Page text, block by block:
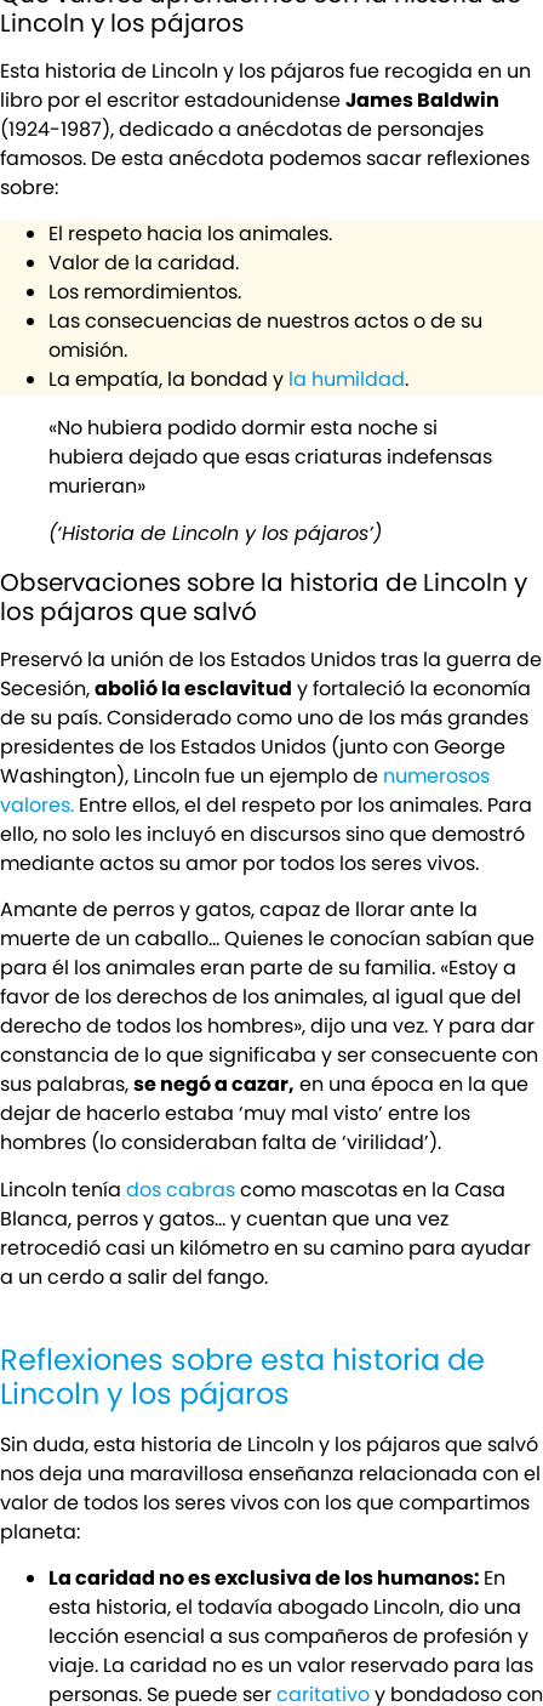
Lincoln y los pájaros
Esta historia de Lincoln y los pájaros fue recogida en un
libro por el escritor estadounidenseJames Baldwin
(1924-1987), dedicado a anécdotas de personajes
famosos. De esta anécdota podemos sacar reflexiones
sobre:
El respeto hacia los animales.
Valor de la caridad.
Los remordimientos.
Las consecuencias de nuestros actos o de su
omisión.
La empatía, la bondad y la humildad.
«No hubiera podido dormir esta noche si
hubiera dejado que esas criaturas indefensas
murieran»
(‘Historia de Lincoln y los pájaros’)
Observaciones sobre la historia de Lincoln y
los pájaros que salvó
Preservó la unión de los Estados Unidos tras la guerra de
Secesión,abolió la esclavitud y fortaleció la economía
de su país. Considerado como uno de los más grandes
presidentes de los Estados Unidos (junto con George
Washington), Lincoln fue un ejemplo de numerosos
valores. Entre ellos, el del respeto por los animales. Para
ello, no solo les incluyó en discursos sino que demostró
mediante actos su amor por todos los seres vivos.
Amante de perros y gatos, capaz de llorar ante la
muerte de un caballo… Quienes le conocían sabían que
para él los animales eran parte de su familia. «Estoy a
favor de los derechos de los animales, al igual que del
derecho de todos los hombres», dijo una vez. Y para dar
constancia de lo que significaba y ser consecuente con
sus palabras,se negó a cazar, en una época en la que
dejar de hacerlo estaba ‘muy mal visto’ entre los
hombres (lo consideraban falta de ‘virilidad’).
Lincoln tenía dos cabrascomo mascotas en la Casa
Blanca, perros y gatos… y cuentan que una vez
retrocedió casi un kilómetro en su camino para ayudar
a un cerdo a salir del fango.
Reflexiones sobre esta historia de
Lincoln y los pájaros
Sin duda, esta historia de Lincoln y los pájaros que salvó
nos deja una maravillosa enseñanza relacionada con el
valor de todos los seres vivos con los que compartimos
planeta:
La caridad no es exclusiva de los humanos: En
esta historia, el todavía abogado Lincoln, dio una
lección esencial a sus compañeros de profesión y
viaje. La caridad no es un valor reservado para las
personas. Se puede sercaritativoy bondadoso con